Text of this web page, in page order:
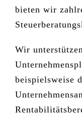
bieten wir
Wir
beispielsweise